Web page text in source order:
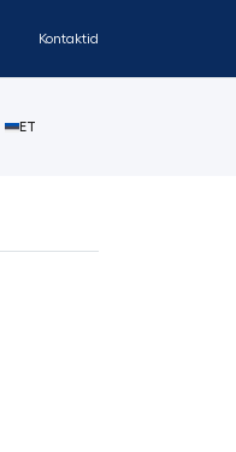
Kontaktid
ET